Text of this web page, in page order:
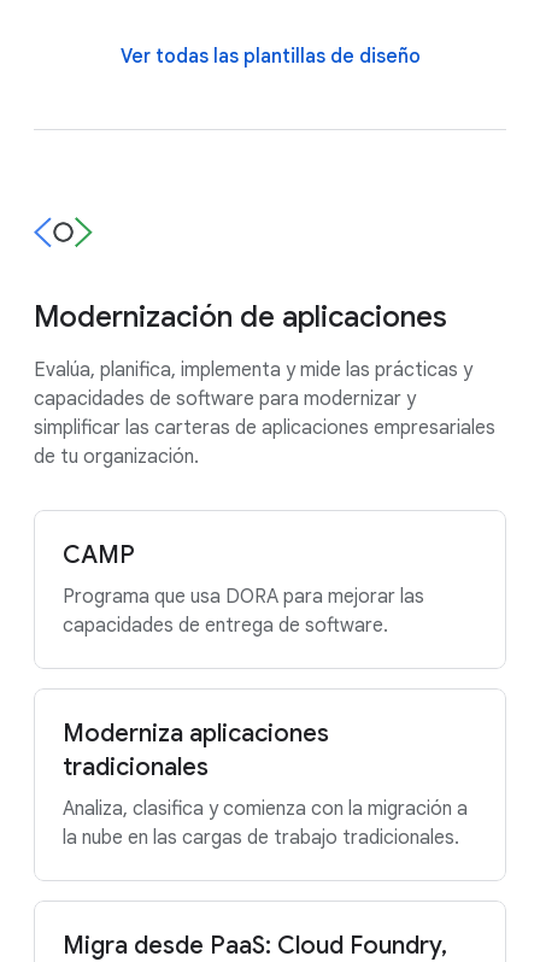
Ver todas las plantillas de diseño
Modernización de aplicaciones
Evalúa, planifica, implementa y mide las prácticas y
capacidades de software para modernizar y
simplificar las carteras de aplicaciones empresariales
de tu organización.
CAMP
Programa que usa DORA para mejorar las
capacidades de entrega de software.
Moderniza aplicaciones
tradicionales
Analiza, clasifica y comienza con la migración a
la nube en las cargas de trabajo tradicionales.
Migra desde PaaS: Cloud Foundry,